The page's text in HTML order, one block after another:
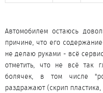
Автомобилем остаюсь
причине, что его
не делаю руками - всё
отметить, что не всё так
болячек, в том числе
раздражают (скрип